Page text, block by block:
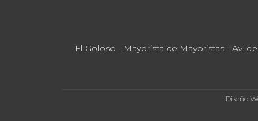
El Goloso - Mayorista de Mayoristas | Av.
Diseño